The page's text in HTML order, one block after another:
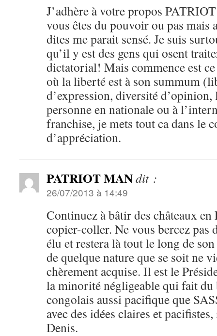
J’adhère à votre propos
vous êtes du pouvoir ou pas mais
dites me parait sensé. Je suis
qu’il y est des gens qui osent
dictatorial! Mais commence est
où la liberté est à son summum
d’expression, diversité
personne en nationale ou à
franchise, je mets tout ca dans le
d’appréciation.
PATRIOT MANdit :
26/07/2013 à 14:49
Continuez à bâtir des châteaux en
copier-coller. Ne vous bercez pas
élu et restera là tout le long de
de quelque nature que se soit ne
chèrement acquise. Il est le
la minorité négligeable qui fait du
congolais aussi pacifique que
avec des idées claires et
Denis.